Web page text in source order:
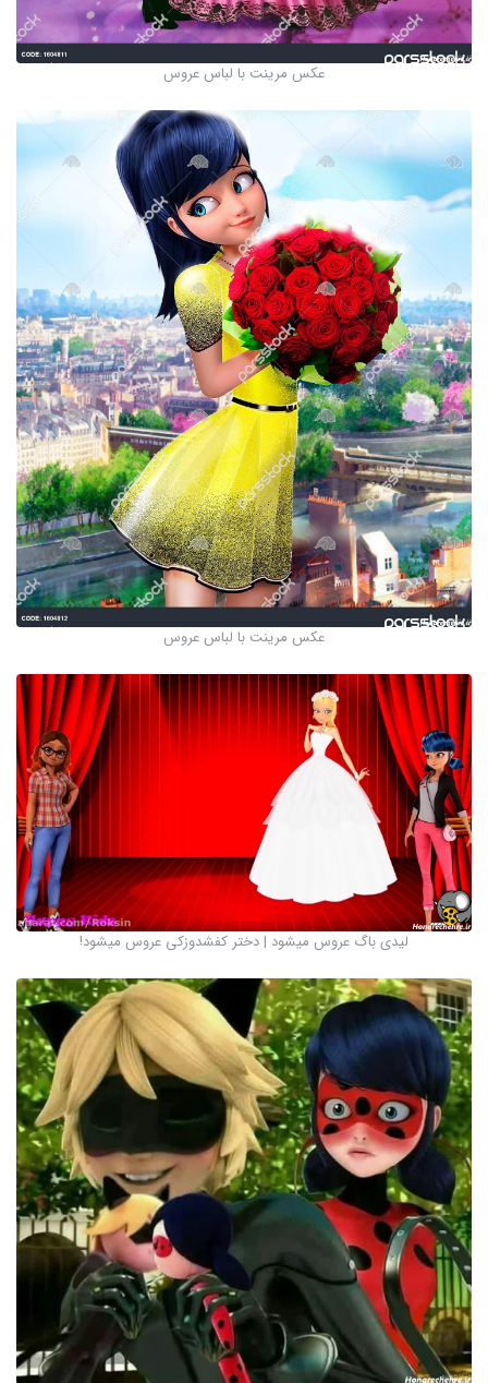
عکس مرینت با لباس عروس
عکس مرینت با لباس عروس
لیدی باگ عروس میشود | دختر کفشدوزکی عروس میشود!